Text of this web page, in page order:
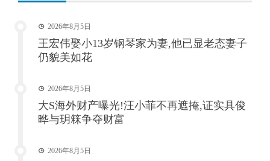
2026年8月5日
王宏伟娶小13岁钢琴家为妻,他已显老态妻子
仍貌美如花
2026年8月5日
大S海外财产曝光!汪小菲不再遮掩,证实具俊
晔与玥箖争夺财富
2026年8月5日